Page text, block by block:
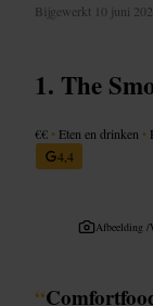
Bijgewerkt 10 juni
The
€€ • Eten en drinken •
4,4
Afbeelding /
“